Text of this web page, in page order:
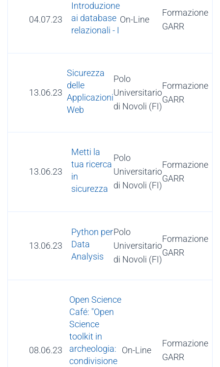
04.07.23
Introduzione
ai database
relazionali - I
On-Line
Formazione
GARR
13.06.23
Sicurezza
delle
Applicazioni
Web
Polo
Universitario
di Novoli (FI)
Formazione
GARR
13.06.23
Metti la
tua ricerca
in
sicurezza
Polo
Universitario
di Novoli (FI)
Formazione
GARR
13.06.23
Python per
Data
Analysis
Polo
Universitario
di Novoli (FI)
Formazione
GARR
08.06.23
Open Science
Café: "Open
Science
toolkit in
archeologia:
condivisione
On-Line
Formazione
GARR